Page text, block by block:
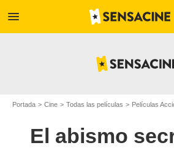
menu
Portada Cine Todas las películas Películas
El abismo